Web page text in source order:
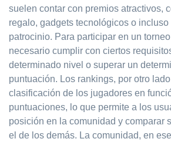
suelen contar con premios atractivos,
regalo, gadgets tecnológicos o
patrocinio. Para participar en un
necesario cumplir con ciertos
determinado nivel o superar un
puntuación. Los rankings, por otro
clasificación de los jugadores en
puntuaciones, lo que permite a los
posición en la comunidad y comparar
el de los demás. La comunidad, en